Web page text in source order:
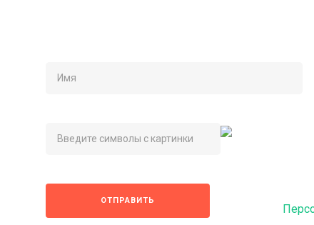
ОТПРАВИТЬ